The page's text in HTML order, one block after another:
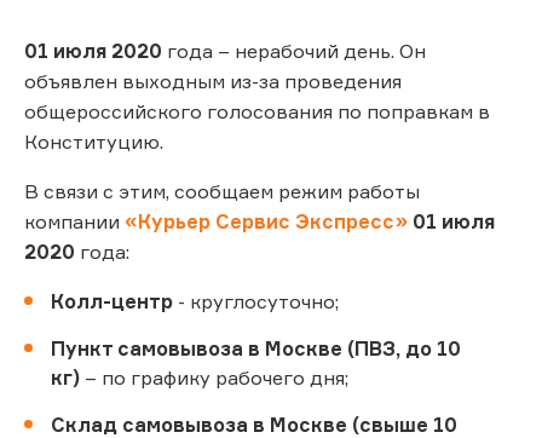
01 июля 2020 года – нерабочий день. Он
объявлен выходным из-за проведения
общероссийского голосования по поправкам в
Конституцию.
В связи с этим, сообщаем режим работы
компании «Курьер Сервис Экспресс» 01 июля
2020 года:
Колл-центр - круглосуточно;
Пункт самовывоза в Москве (ПВЗ, до 10
кг) – по графику рабочего дня;
Склад самовывоза в Москве (свыше 10